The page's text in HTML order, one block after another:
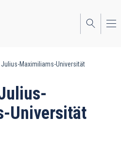
Maximiliams-Universität
Universität